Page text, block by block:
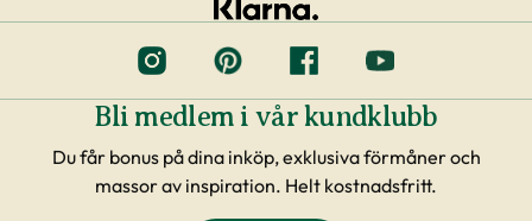
Bli medlem i vår kundklubb
Du får bonus på dina inköp, exklusiva förmåner och
massor av inspiration. Helt kostnadsfritt.